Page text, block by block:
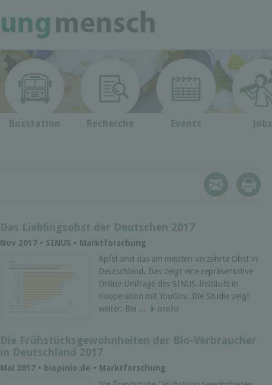
Busstation Recherche Events Jobs
Das Lieblingsobst der Deutschen 2017
Nov 2017 • SINUS • Marktforschung
Äpfel sind das am meisten verzehrte Obst in
Deutschland. Das zeigt eine repräsentative
Online-Umfrage des SINUS-Instituts in
Kooperation mit YouGov. Die Studie zeigt
weiter: Bei ...
mehr
Die Frühstücksgewohnheiten der Bio-Verbraucher
in Deutschland 2017
Mai 2017 • biopinio.de • Marktforschung